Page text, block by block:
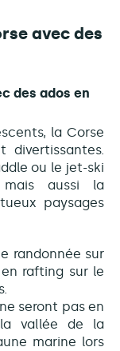
avec des
des ados en
la Corse
divertissantes.
ou le jet-ski
mais aussi la
paysages
randonnée sur
rafting sur le
seront pas en
vallée de la
marine lors